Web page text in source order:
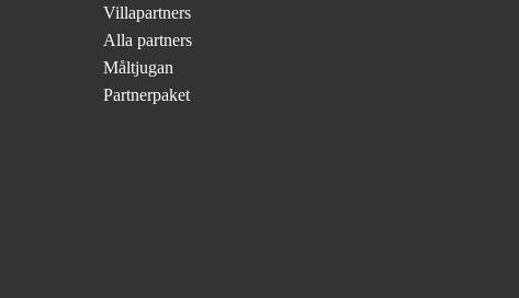
Villapartners
Alla partners
Måltjugan
Partnerpaket